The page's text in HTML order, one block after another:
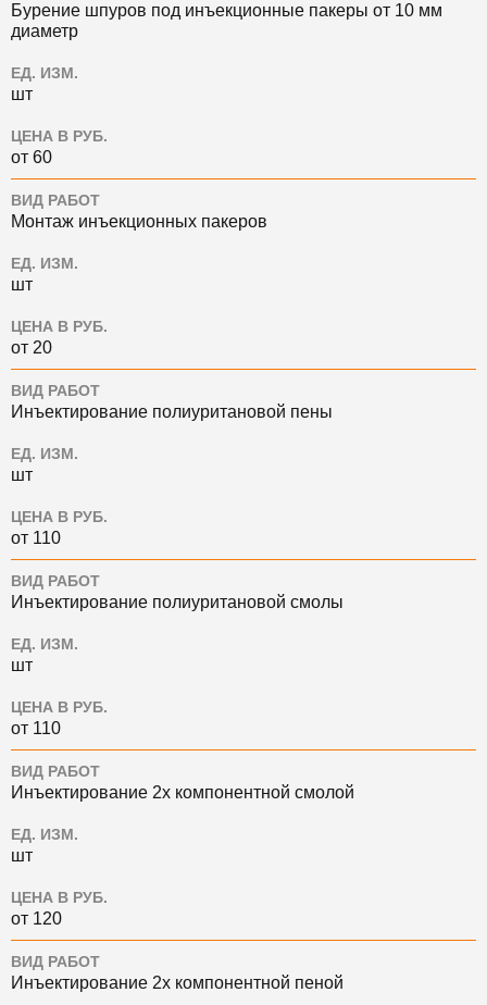
Бурение шпуров под инъекционные пакеры от 10 мм
диаметр
ЕД. ИЗМ.
шт
ЦЕНА В РУБ.
от 60
ВИД РАБОТ
Монтаж инъекционных пакеров
ЕД. ИЗМ.
шт
ЦЕНА В РУБ.
от 20
ВИД РАБОТ
Инъектирование полиуритановой пены
ЕД. ИЗМ.
шт
ЦЕНА В РУБ.
от 110
ВИД РАБОТ
Инъектирование полиуритановой смолы
ЕД. ИЗМ.
шт
ЦЕНА В РУБ.
от 110
ВИД РАБОТ
Инъектирование 2х компонентной смолой
ЕД. ИЗМ.
шт
ЦЕНА В РУБ.
от 120
ВИД РАБОТ
Инъектирование 2х компонентной пеной